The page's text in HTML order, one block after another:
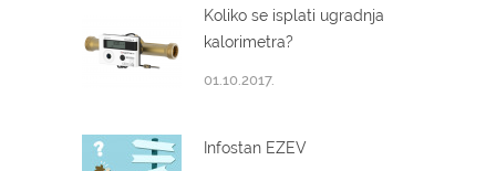
Koliko se isplati ugradnja
kalorimetra?
01.10.2017.
Infostan EZEV